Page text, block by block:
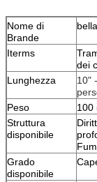
Nome di
Brande
Iterms
dei
Lunghezza
10"
Peso
100
Struttura
disponibile
Grado
disponibile